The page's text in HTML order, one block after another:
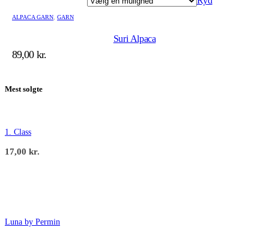
ALPACA GARN GARN
Suri Alpaca
89,00 kr.
Mest solgte
1. Class
17,00 kr.
Luna by Permin